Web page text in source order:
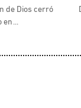
de Dios cerró
en